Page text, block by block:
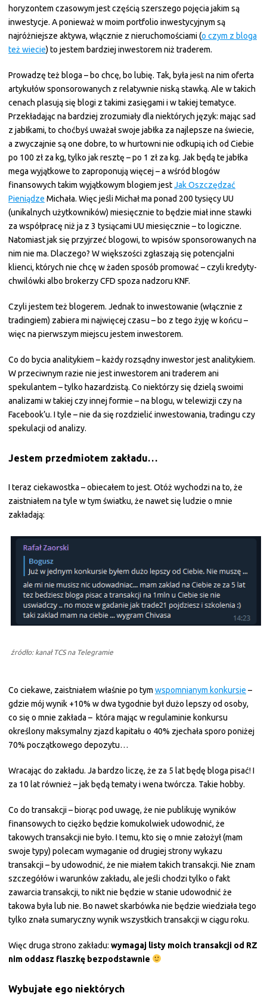
horyzontem czasowym jest częścią szerszego pojęcia jakim są
inwestycje. A ponieważ w moim portfolio inwestycyjnym są
najróżniejsze aktywa, włącznie z nieruchomościami (o czym z bloga
też wiecie) to jestem bardziej inwestorem niż traderem.
Prowadzę też bloga – bo chcę, bo lubię. Tak, była jestna nim oferta
artykułów sponsorowanych z relatywnie niską stawką. Ale w takich
cenach plasują się blogi z takimi zasięgami i w takiej tematyce.
Przekładając na bardziej zrozumiały dla niektórych język: mając sad
z jabłkami, to choćbyś uważał swoje jabłka za najlepsze na świecie,
a zwyczajnie są one dobre, to w hurtowni nie odkupią ich od Ciebie
po 100 zł za kg, tylko jak resztę – po 1 zł za kg. Jak będą te jabłka
mega wyjątkowe to zaproponują więcej – a wśród blogów
finansowych takim wyjątkowym blogiem jestJak Oszczędzać
Pieniądze Michała. Więc jeśli Michał ma ponad 200 tysięcy UU
(unikalnych użytkowników) miesięcznie to będzie miał inne stawki
za współpracę niż ja z 3 tysiącami UU miesięcznie – to logiczne.
Natomiast jak się przyjrzeć blogowi, to wpisów sponsorowanych na
nim nie ma. Dlaczego? W większości zgłaszają się potencjalni
klienci, których nie chcę w żaden sposób promować – czyli kredyty-
chwilówki albo brokerzy CFD spoza nadzoru KNF.
Czyli jestem też blogerem. Jednak to inwestowanie (włącznie z
tradingiem) zabiera mi najwięcej czasu – bo z tego żyję w końcu –
więc na pierwszym miejscu jestem inwestorem.
Co do bycia analitykiem – każdy rozsądny inwestor jest analitykiem.
W przeciwnym razie nie jest inwestorem ani traderem ani
spekulantem – tylko hazardzistą. Co niektórzy się dzielą swoimi
analizami w takiej czy innej formie – na blogu, w telewizji czy na
Facebook’u. I tyle – nie da się rozdzielić inwestowania, tradingu czy
spekulacji od analizy.
Jestem przedmiotem zakładu…
I teraz ciekawostka – obiecałem to jest. Otóż wychodzi na to, że
zaistniałem na tyle w tym światku, że nawet się ludzie o mnie
zakładają:
źródło: kanał TCS na Telegramie
Co ciekawe, zaistniałem właśnie po tym wspomnianym konkursie –
gdzie mój wynik +10% w dwa tygodnie był dużo lepszy od osoby,
co się o mnie zakłada – która mając w regulaminie konkursu
określony maksymalny zjazd kapitału o 40% zjechała sporo poniżej
70% początkowego depozytu…
Wracając do zakładu. Ja bardzo liczę, że za 5 lat będę bloga pisać! I
za 10 lat również – jak będą tematy i wena twórcza. Takie hobby.
Co do transakcji – biorąc pod uwagę, że nie publikuję wyników
finansowych to ciężko będzie komukolwiek udowodnić, że
takowych transakcji nie było. I temu, kto się o mnie założył (mam
swoje typy) polecam wymaganie od drugiej strony wykazu
transakcji – by udowodnić, że nie miałem takich transakcji. Nie znam
szczegółów i warunków zakładu, ale jeśli chodzi tylko o fakt
zawarcia transakcji, to nikt nie będzie w stanie udowodnić że
takowa była lub nie. Bo nawet skarbówka nie będzie wiedziała tego
tylko znała sumaryczny wynik wszystkich transakcji w ciągu roku.
Więc druga strono zakładu: wymagaj listy moich transakcji od RZ
nim oddasz flaszkę bezpodstawnie
Wybujałe ego niektórych